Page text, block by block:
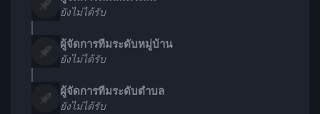
ยังไม่ได้รับ
ผู้จัดการทีมระดับหมู่บ้าน
ยังไม่ได้รับ
ผู้จัดการทีมระดับตำบล
ยังไม่ได้รับ